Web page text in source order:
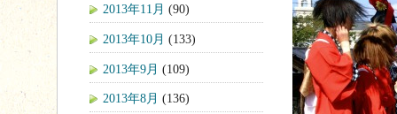
2013年11月 (90)
2013年10月 (133)
2013年9月 (109)
2013年8月 (136)